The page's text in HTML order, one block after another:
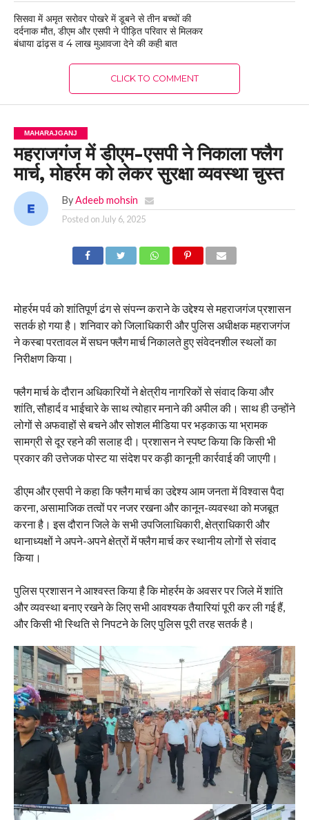
सिसवा में अमृत सरोवर पोखरे में डूबने से तीन बच्चों की
दर्दनाक मौत, डीएम और एसपी ने पीड़ित परिवार से मिलकर
बंधाया ढांढ़स व 4 लाख मुआवजा देने की कही बात
CLICK TO COMMENT
MAHARAJGANJ
महराजगंज में डीएम-एसपी ने निकाला फ्लैग
मार्च, मोहर्रम को लेकर सुरक्षा व्यवस्था चुस्त
By Adeeb mohsin
Posted on July 6, 2025
मोहर्रम पर्व को शांतिपूर्ण ढंग से संपन्न कराने के उद्देश्य से महराजगंज प्रशासन
सतर्क हो गया है। शनिवार को जिलाधिकारी और पुलिस अधीक्षक महराजगंज
ने कस्बा परतावल में सघन फ्लैग मार्च निकालते हुए संवेदनशील स्थलों का
निरीक्षण किया।
फ्लैग मार्च के दौरान अधिकारियों ने क्षेत्रीय नागरिकों से संवाद किया और
शांति, सौहार्द व भाईचारे के साथ त्योहार मनाने की अपील की। साथ ही उन्होंने
लोगों से अफवाहों से बचने और सोशल मीडिया पर भड़काऊ या भ्रामक
सामग्री से दूर रहने की सलाह दी। प्रशासन ने स्पष्ट किया कि किसी भी
प्रकार की उत्तेजक पोस्ट या संदेश पर कड़ी कानूनी कार्रवाई की जाएगी।
डीएम और एसपी ने कहा कि फ्लैग मार्च का उद्देश्य आम जनता में विश्वास पैदा
करना, असामाजिक तत्वों पर नजर रखना और कानून-व्यवस्था को मजबूत
करना है। इस दौरान जिले के सभी उपजिलाधिकारी, क्षेत्राधिकारी और
थानाध्यक्षों ने अपने-अपने क्षेत्रों में फ्लैग मार्च कर स्थानीय लोगों से संवाद
किया।
पुलिस प्रशासन ने आश्वस्त किया है कि मोहर्रम के अवसर पर जिले में शांति
और व्यवस्था बनाए रखने के लिए सभी आवश्यक तैयारियां पूरी कर ली गई हैं,
और किसी भी स्थिति से निपटने के लिए पुलिस पूरी तरह सतर्क है।